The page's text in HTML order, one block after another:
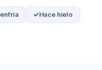
Hace hielo